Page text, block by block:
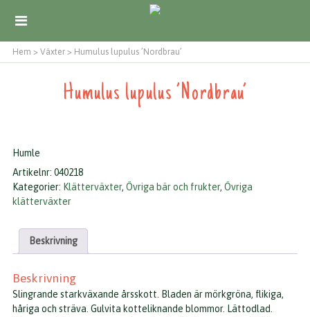
Hem > Växter > Humulus lupulus ’Nordbrau’
Humulus lupulus ’Nordbrau’
Humle
Artikelnr: 040218
Kategorier: Klätterväxter, Övriga bär och frukter, Övriga
klätterväxter
Beskrivning
Beskrivning
Slingrande starkväxande årsskott. Bladen är mörkgröna, flikiga,
håriga och sträva. Gulvita kotteliknande blommor. Lättodlad.